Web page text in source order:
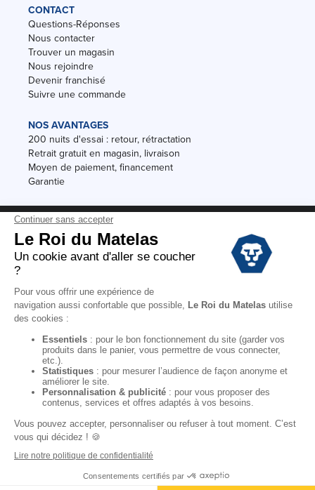
CONTACT
Questions-Réponses
Nous contacter
Trouver un magasin
Nous rejoindre
Devenir franchisé
Suivre une commande
NOS AVANTAGES
200 nuits d'essai : retour, rétractation
Retrait gratuit en magasin, livraison
Moyen de paiement, financement
Garantie
Conditions des offres
Black Friday
Destockage
Conditions Générales de vente magasin
Mentions Légales
Données personnelles
Codes promo Le Roi du Matelas
Copyright © 2022. All rights reserved.